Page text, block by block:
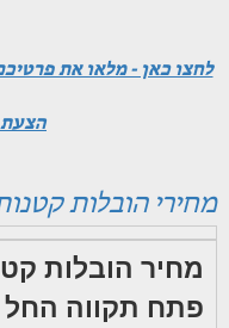
לחצו כאן - מלאו את
מחירי הובלות
מחיר הובלות
פתח תקווה החל מ 350₪ עד